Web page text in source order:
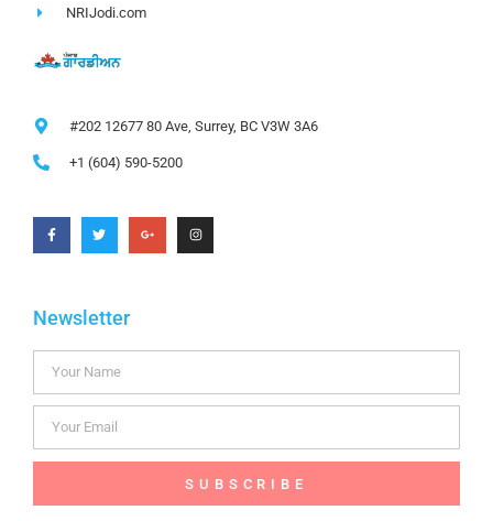
NRIJodi.com
#202 12677 80 Ave, Surrey, BC V3W 3A6
+1 (604) 590-5200
Newsletter
SUBSCRIBE